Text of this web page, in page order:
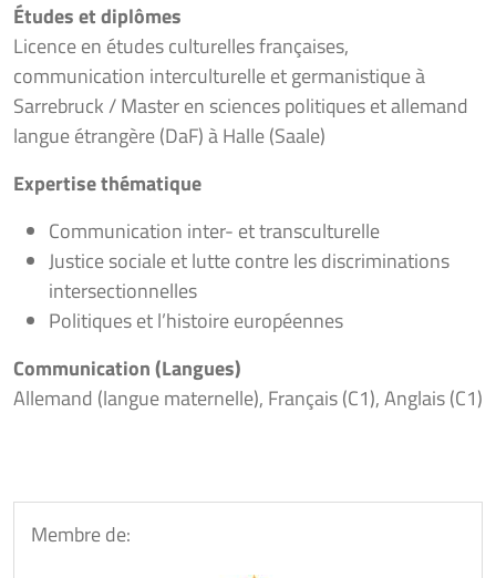
Études et diplômes
Licence en études culturelles françaises,
communication interculturelle et germanistique à
Sarrebruck / Master en sciences politiques et allemand
langue étrangère (DaF) à Halle (Saale)
Expertise thématique
Communication inter- et transculturelle
Justice sociale et lutte contre les discriminations
intersectionnelles
Politiques et l’histoire européennes
Communication (Langues)
Allemand (langue maternelle), Français (C1), Anglais (C1)
Membre de: